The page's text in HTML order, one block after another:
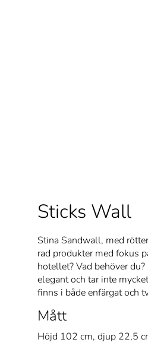
Sticks Wall
Stina Sandwall, med
rad produkter med fokus
hotellet? Vad behöver
elegant och tar inte
finns i både enfärgat och
Mått
Höjd 102 cm, djup 22,5